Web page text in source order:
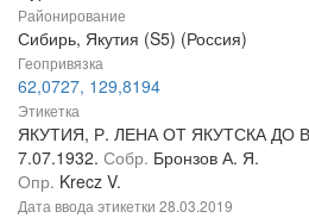
Районирование
Сибирь, Якутия (S5) (Россия)
Геопривязка
62,0727, 129,8194
Этикетка
ЯКУТИЯ, Р. ЛЕНА ОТ ЯКУТСКА ДО
7.07.1932. Собр. Бронзов А. Я.
Опр. Krecz V.
Дата ввода этикетки 28.03.2019